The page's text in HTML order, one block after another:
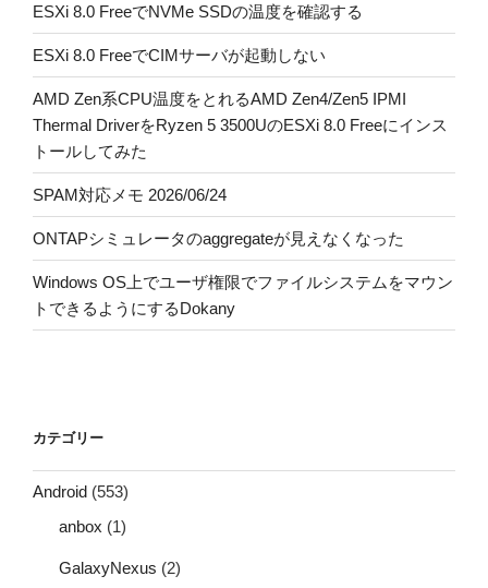
ESXi 8.0 FreeでNVMe SSDの温度を確認する
ESXi 8.0 FreeでCIMサーバが起動しない
AMD Zen系CPU温度をとれるAMD Zen4/Zen5 IPMI
Thermal DriverをRyzen 5 3500UのESXi 8.0 Freeにインス
トールしてみた
SPAM対応メモ 2026/06/24
ONTAPシミュレータのaggregateが見えなくなった
Windows OS上でユーザ権限でファイルシステムをマウン
トできるようにするDokany
カテゴリー
Android (553)
anbox (1)
GalaxyNexus (2)